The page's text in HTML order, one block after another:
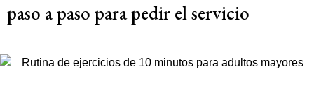
paso a paso para pedir el servicio